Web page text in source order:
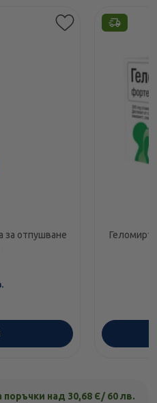
поръчки над 30,68 Є/ 60 лв.